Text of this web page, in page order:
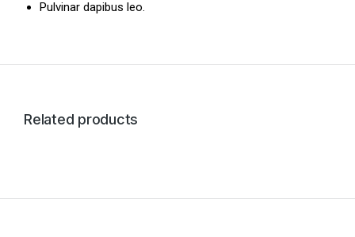
Pulvinar dapibus leo.
Related products